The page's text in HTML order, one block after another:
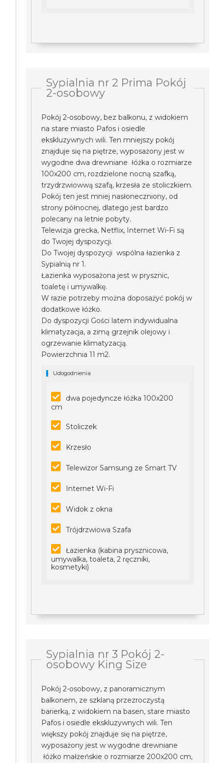
Sypialnia nr 2 Prima Pokój
2-osobowy
Pokój 2-osobowy, bez balkonu, z widokiem
na stare miasto Pafos i osiedle
ekskluzywnych wili. Ten mniejszy pokój
znajduje się na piętrze, wyposażony jest w
wygodne dwa drewniane łóżka o rozmiarze
100x200 cm, rozdzielone nocną szafką,
trzydrzwiowwą szafą, krzesła ze stoliczkiem.
Pokój ten jest mniej nasłoneczniony, od
strony północnej, dlatego jest bardzo
polecany na letnie pobyty.
Telewizja grecka, Netflix, Internet Wi-Fi są
do Twojej dyspozycji.
Do Twojej dyspozycji wspólna łazienka z
Sypialnią nr 1.
Łazienka wyposażona jest w prysznic,
toaletę i umywalkę.
W razie potrzeby można doposażyć pokój w
dodatkowe łóżko.
Do dyspozycji Gości latem indywidualna
klimatyzacja, a zimą grzejnik olejowy i
ogrzewanie klimatyzacją.
Powierzchnia 11 m2.
Udogodnienia
dwa pojedyncze łóżka 100x200
cm
Stoliczek
Krzesło
Telewizor Samsung ze Smart TV
Internet Wi-Fi
Widok z okna
Trójdrzwiowa Szafa
Łazienka (kabina prysznicowa,
umywalka, toaleta, 2 ręczniki,
kosmetyki)
Sypialnia nr 3 Pokój 2-
osobowy King Size
Pokój 2-osobowy, z panoramicznym
balkonem, ze szklaną przezroczystą
barierką, z widokiem na basen, stare miasto
Pafos i osiedle ekskluzywnych wili. Ten
większy pokój znajduje się na piętrze,
wyposażony jest w wygodne drewniane
łóżko małżeńskie o rozmiarze 200x200 cm,